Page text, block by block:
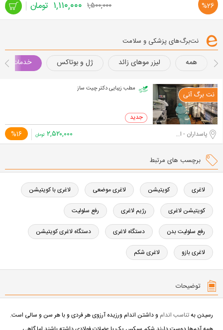
%26 ۱,۵۰۰,۰۰۰ ۱,۱۱۰,۰۰۰ تومان
خرید
نت‌برگ‌های پزشکی و سلامت
همه لیزر موهای زائد ژل و بوتاکس خدمات
مطب زیبایی دکتر چیت ساز
پاسداران - اختیاریه جنوبی %16 ۲,۵۲۰,۰۰۰ تومان
برچسب های مرتبط
لاغری کویتیشن لاغری موضعی لاغری با کویتیشن
کویتیشن لاغری رژیم لاغری رفع سلولیت
رفع سلولیت بدن دستگاه لاغری دستگاه لاغری کویتیشن
لاغری بازو لاغری شکم
توضیحات
رسیدن بهتناسب اندام و داشتن اندام ورزیده آرزوی هر فردی و با هر سن و سالی است.